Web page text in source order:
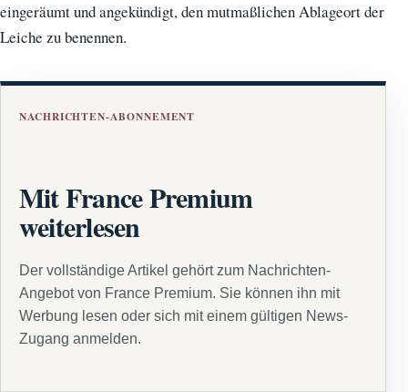
eingeräumt und angekündigt, den mutmaßlichen Ablageort der
Leiche zu benennen.
NACHRICHTEN-ABONNEMENT
Mit France Premium
weiterlesen
Der vollständige Artikel gehört zum Nachrichten-
Angebot von France Premium. Sie können ihn mit
Werbung lesen oder sich mit einem gültigen News-
Zugang anmelden.